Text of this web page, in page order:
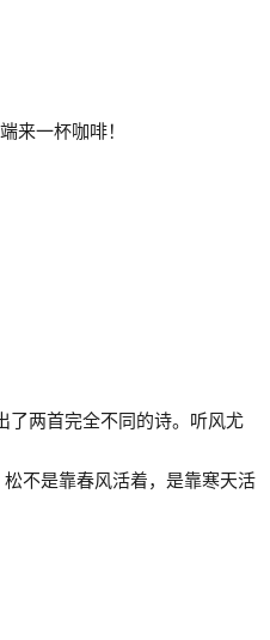
来一杯咖啡！
了两首完全不同的诗。听风尤
不是靠春风活着，是靠寒天活